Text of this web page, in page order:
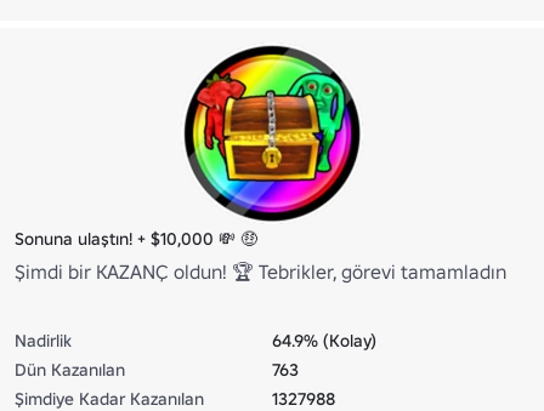
Sonuna ulaştın! + $10,000 💸 🤑
Şimdi bir KAZANÇ oldun! 🏆 Tebrikler, görevi tamamladın
Nadirlik
64.9% (Kolay)
Dün Kazanılan
763
Şimdiye Kadar Kazanılan
1327988